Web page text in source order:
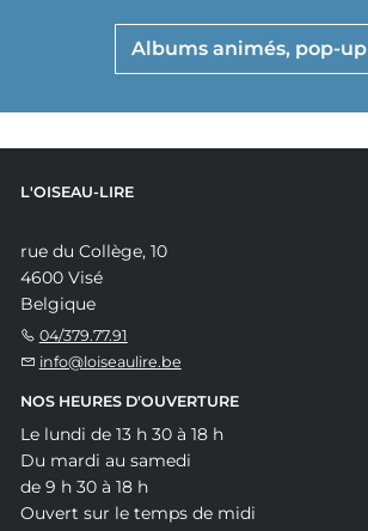
Albums animés, pop-up
L'OISEAU-LIRE
rue du Collège, 10
4600 Visé
Belgique
04/379.77.91
info@loiseaulire.be
NOS HEURES D'OUVERTURE
Le lundi de 13 h 30 à 18 h
Du mardi au samedi
de 9 h 30 à 18 h
Ouvert sur le temps de midi